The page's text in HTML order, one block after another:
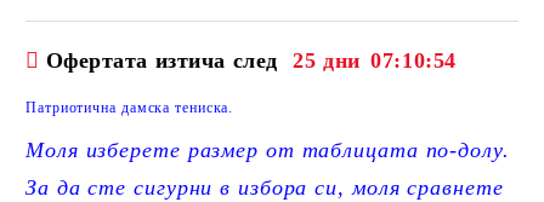
Офертата изтича след 25 дни 07:10:54
Патриотична дамска тениска.
Моля изберете размер от таблицата по-долу.
За да сте сигурни в избора си, моля сравнете